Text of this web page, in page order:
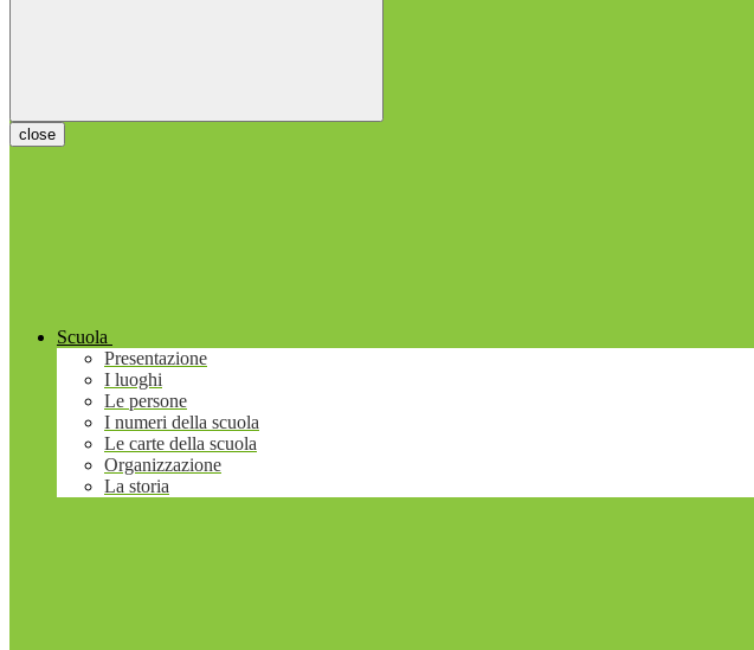
close
Scuola
Presentazione
I luoghi
Le persone
I numeri della scuola
Le carte della scuola
Organizzazione
La storia